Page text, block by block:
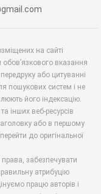
на сайті
вказання
або цитуванні
пошукових систем і не
його індексацію.
інших веб-ресурсів
або в першому
до оригінальної
забезпечувати
атрибуцію
працю авторів і